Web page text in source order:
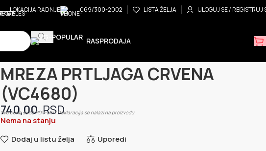
LOKACIJA RADNJE 069/300-2002 LISTA ŽELJA ULOGUJ SE / REGISTRUJ
RASPRODAJA
MREZA PRTLJAGA CRVENA
(VC4680)
740,00
Sve cene su sa PDV-om / Deklaracija se nalazi na proizvodu
Nema na stanju
Dodaj u listu želja
Uporedi